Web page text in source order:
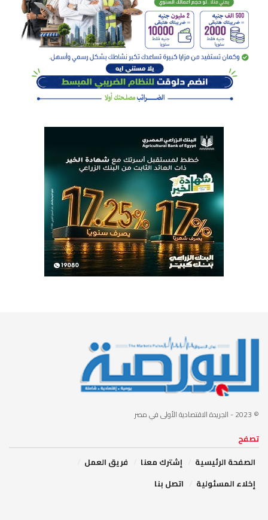
© 2023 - الجريدة الاقتصادية الأولى في مصر
تصفح
الصفحة الرئيسية
إشترك معنا
فريق العمل
إخلاء المسئولية
اتصل بنا